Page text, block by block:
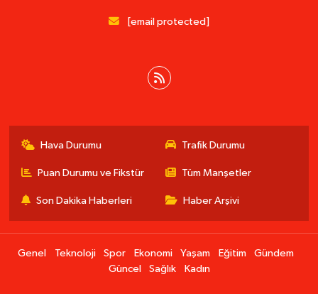
[email protected]
Hava Durumu Trafik Durumu
Puan Durumu ve Fikstür Tüm Manşetler
Son Dakika Haberleri Haber Arşivi
Genel Teknoloji Spor Ekonomi Yaşam Eğitim
Gündem
Güncel
Sağlık Kadın